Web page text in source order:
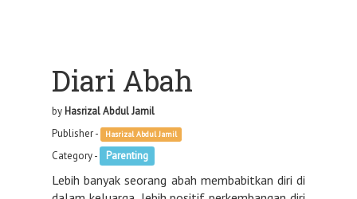
Diari Abah
by Hasrizal Abdul Jamil
Publisher -
Hasrizal Abdul Jamil
Category - Parenting
Lebih banyak seorang abah membabitkan diri di